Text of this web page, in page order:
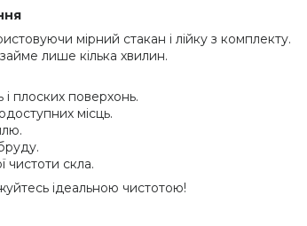
мірний стакан і лійку з комплекту.
лише кілька хвилин.
плоских поверхонь.
місць.
чистоти скла.
ідеальною чистотою!